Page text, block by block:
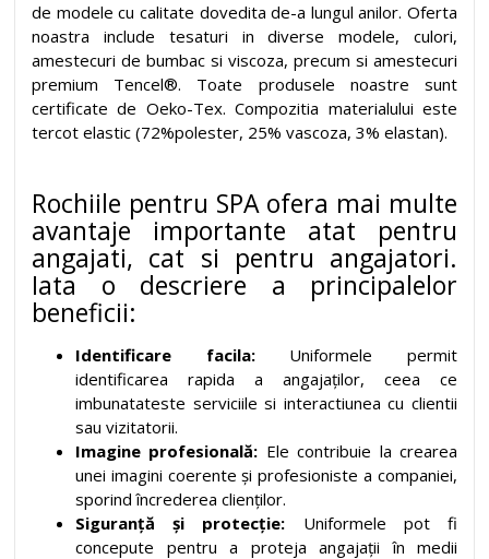
de modele cu calitate dovedita de-a lungul anilor. Oferta
noastra include tesaturi in diverse modele, culori,
amestecuri de bumbac si viscoza, precum si amestecuri
premium Tencel®. Toate produsele noastre sunt
certificate de Oeko-Tex. Compozitia materialului este
tercot elastic (72%polester, 25% vascoza, 3% elastan).
Rochiile pentru SPA ofera mai multe
avantaje importante atat pentru
angajati, cat si pentru angajatori.
Iata o descriere a principalelor
beneficii:
Identificare facila:Uniformele permit
identificarea rapida a angajaților, ceea ce
imbunatateste serviciile si interactiunea cu clientii
sau vizitatorii.
Imagine profesională: Ele contribuie la crearea
unei imagini coerente și profesioniste a companiei,
sporind încrederea clienților.
Siguranță și protecție: Uniformele pot fi
concepute pentru a proteja angajații în medii